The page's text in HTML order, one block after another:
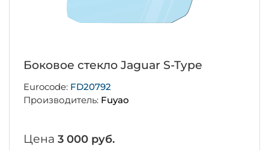
Боковое стекло Jaguar S-Type
Eurocode: FD20792
Производитель: Fuyao
Цена 3 000 руб.